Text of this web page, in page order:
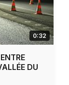
0:32
DU